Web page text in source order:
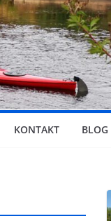
KONTAKT BLOG